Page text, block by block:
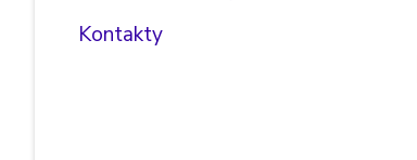
Kontakty